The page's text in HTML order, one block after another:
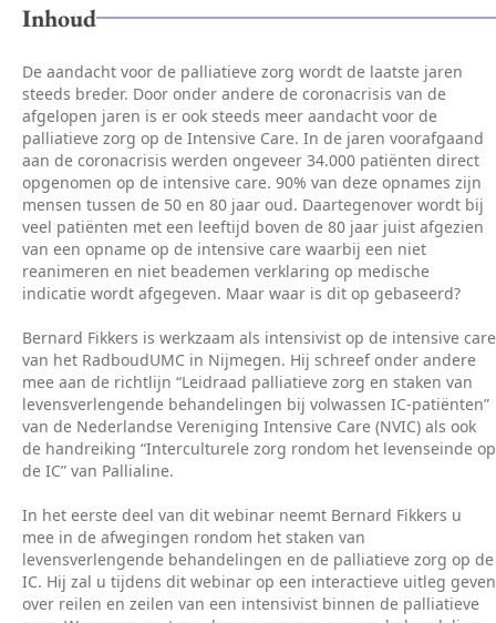
Inhoud
De aandacht voor de palliatieve zorg wordt de laatste jaren
steeds breder. Door onder andere de coronacrisis van de
afgelopen jaren is er ook steeds meer aandacht voor de
palliatieve zorg op de Intensive Care. In de jaren voorafgaand
aan de coronacrisis werden ongeveer 34.000 patiënten direct
opgenomen op de intensive care. 90% van deze opnames zijn
mensen tussen de 50 en 80 jaar oud. Daartegenover wordt bij
veel patiënten met een leeftijd boven de 80 jaar juist afgezien
van een opname op de intensive care waarbij een niet
reanimeren en niet beademen verklaring op medische
indicatie wordt afgegeven. Maar waar is dit op gebaseerd?
Bernard Fikkers is werkzaam als intensivist op de intensive care
van het RadboudUMC in Nijmegen. Hij schreef onder andere
mee aan de richtlijn “Leidraad palliatieve zorg en staken van
levensverlengende behandelingen bij volwassen IC-patiënten”
van de Nederlandse Vereniging Intensive Care (NVIC) als ook
de handreiking “Interculturele zorg rondom het levenseinde op
de IC” van Pallialine.
In het eerste deel van dit webinar neemt Bernard Fikkers u
mee in de afwegingen rondom het staken van
levensverlengende behandelingen en de palliatieve zorg op de
IC. Hij zal u tijdens dit webinar op een interactieve uitleg geven
over reilen en zeilen van een intensivist binnen de palliatieve